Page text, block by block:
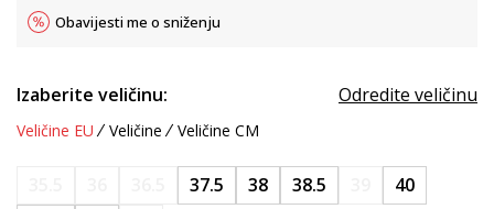
Obavijesti me o sniženju
Izaberite veličinu: Odredite veličinu
Veličine EU Veličine Veličine CM
37.5 38 38.5
40